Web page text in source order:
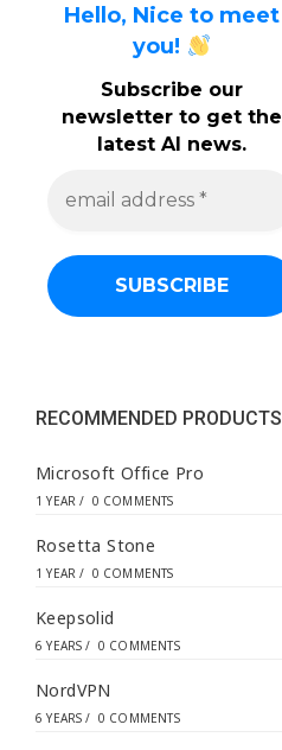
Hello, Nice to meet
you!
Subscribe our
newsletter to get the
latest AI news.
a
d
s
RECOMMENDED PRODUCTS
Microsoft Office Pro
1 YEAR / 0 COMMENTS
Rosetta Stone
1 YEAR / 0 COMMENTS
Keepsolid
6 YEARS / 0 COMMENTS
NordVPN
6 YEARS / 0 COMMENTS